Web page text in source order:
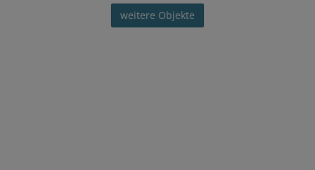
weitere Objekte